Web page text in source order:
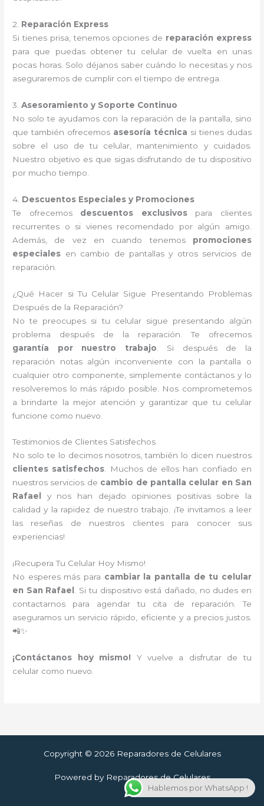
2. Reparación Express
Si tienes prisa, tenemos opciones de reparación express
para que puedas obtener tu celular de vuelta en unas
pocas horas. Solo déjanos saber cuándo lo necesitas y nos
aseguraremos de cumplir con el tiempo de entrega.
3.Asesoramiento y Soporte Continuo
No solo te ayudamos con la reparación de la pantalla, sino
que también ofrecemos asesoría técnica si tienes dudas
sobre el uso de tu celular, mantenimiento y cuidados.
Nuestro objetivo es que sigas disfrutando de tu dispositivo
por mucho tiempo.
4. Descuentos Especiales y Promociones
Te ofrecemos descuentos exclusivospara clientes
recurrentes o si vienes recomendado por algún amigo.
Además, de vez en cuando tenemos promociones
especiales en cambio de pantallas y otros servicios de
reparación.
¿Qué Hacer si Tu Celular Sigue Presentando Problemas
Después de la Reparación?
No te preocupes si tu celular sigue presentando algún
problema después de la reparación. Te ofrecemos
garantía por nuestro trabajo . Si después de la
reparación notas algún inconveniente con la pantalla o
cualquier otro componente, simplemente contáctanos y lo
resolveremos lo más rápido posible. Nos comprometemos
a brindarte la mejor atención y garantizar que tu celular
funcione como nuevo.
Testimonios de Clientes Satisfechos
No solo te lo decimos nosotros, también lo dicen nuestros
clientes satisfechos. Muchos de ellos han confiado en
nuestros servicios de cambio de pantalla celular en San
Rafael
y nos han dejado opiniones positivas sobre la
calidad y la rapidez de nuestro trabajo. ¡Te invitamos a leer
las reseñas de nuestros clientes para conocer sus
experiencias!
¡Recupera Tu Celular Hoy Mismo!
No esperes más para cambiar la pantalla de tu celular
en San Rafael . Si tu dispositivo está dañado, no dudes en
contactarnos para agendar tu cita de reparación. Te
aseguramos un servicio rápido, eficiente y a precios justos.
📲✨
¡Contáctanos hoy mismo! Y vuelve a disfrutar de tu
celular como nuevo.
Copyright © 2026 Reparadores de Celulares
Powered by Reparadores de Celulares
Hablemos por WhatsApp !